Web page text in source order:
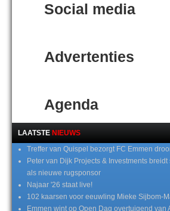
Social media
Advertenties
Agenda
LAATSTE NIEUWS
Treffer van Quispel bezorgt FC Emmen
Peter van Dijk Projects & Investments
als nieuwe rugsponsor
Najaar '26 staat live!
102 kaarsen voor eeuwling Mieke Sijbom-
Emmen wint op Open Dag overtuigend van